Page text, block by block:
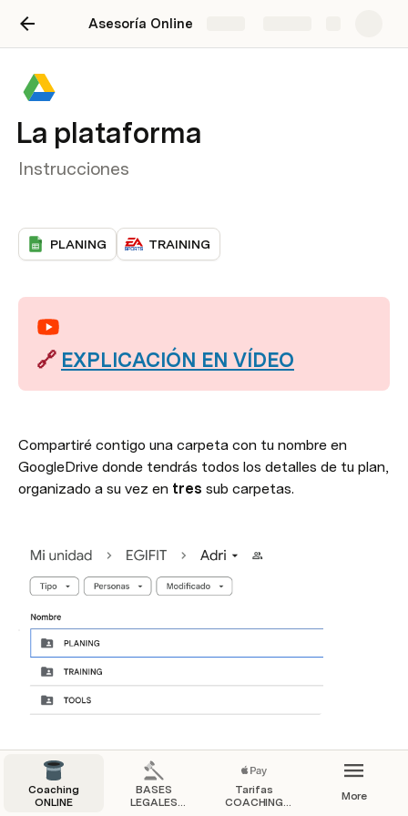
Asesoría Online
La plataforma
Instrucciones
PLANING TRAINING
🔗 EXPLICACIÓN EN VÍDEO
Compartiré contigo una carpeta con tu nombre en
GoogleDrive donde tendrás todos los detalles de tu plan,
organizado a su vez en tres sub carpetas.
PLANING
🗂️ TRAINING
Coaching
ONLINE
BASES
LEGALES
Tarifas
COACHING
More